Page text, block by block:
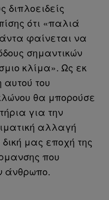
διπλοειδείς
ότι «παλιά
φαίνεται να
σημαντικών
κλίμα». Ως εκ
του
θα μπορούσε
για την
αλλαγή
μας εποχή της
που
άνθρωπο.